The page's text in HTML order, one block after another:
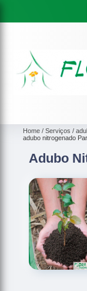
Home Serviços
adubo nitrogenado
Adubo